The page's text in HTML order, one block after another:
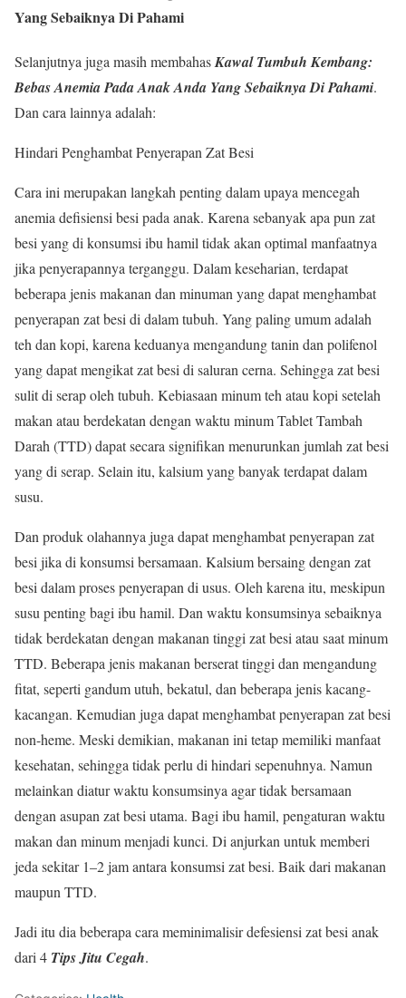
Yang Sebaiknya Di Pahami
Selanjutnya juga masih membahasKawal Tumbuh Kembang:
Bebas Anemia Pada Anak Anda Yang Sebaiknya Di Pahami.
Dan cara lainnya adalah:
Hindari Penghambat Penyerapan Zat Besi
Cara ini merupakan langkah penting dalam upaya mencegah
anemia defisiensi besi pada anak. Karena sebanyak apa pun zat
besi yang di konsumsi ibu hamil tidak akan optimal manfaatnya
jika penyerapannya terganggu. Dalam keseharian, terdapat
beberapa jenis makanan dan minuman yang dapat menghambat
penyerapan zat besi di dalam tubuh. Yang paling umum adalah
teh dan kopi, karena keduanya mengandung tanin dan polifenol
yang dapat mengikat zat besi di saluran cerna. Sehingga zat besi
sulit di serap oleh tubuh. Kebiasaan minum teh atau kopi setelah
makan atau berdekatan dengan waktu minum Tablet Tambah
Darah (TTD) dapat secara signifikan menurunkan jumlah zat besi
yang di serap. Selain itu, kalsium yang banyak terdapat dalam
susu.
Dan produk olahannya juga dapat menghambat penyerapan zat
besi jika di konsumsi bersamaan. Kalsium bersaing dengan zat
besi dalam proses penyerapan di usus. Oleh karena itu, meskipun
susu penting bagi ibu hamil. Dan waktu konsumsinya sebaiknya
tidak berdekatan dengan makanan tinggi zat besi atau saat minum
TTD. Beberapa jenis makanan berserat tinggi dan mengandung
fitat, seperti gandum utuh, bekatul, dan beberapa jenis kacang-
kacangan. Kemudian juga dapat menghambat penyerapan zat besi
non-heme. Meski demikian, makanan ini tetap memiliki manfaat
kesehatan, sehingga tidak perlu di hindari sepenuhnya. Namun
melainkan diatur waktu konsumsinya agar tidak bersamaan
dengan asupan zat besi utama. Bagi ibu hamil, pengaturan waktu
makan dan minum menjadi kunci. Di anjurkan untuk memberi
jeda sekitar 1–2 jam antara konsumsi zat besi. Baik dari makanan
maupun TTD.
Jadi itu dia beberapa cara meminimalisir defesiensi zat besi anak
dari 4 Tips Jitu Cegah.